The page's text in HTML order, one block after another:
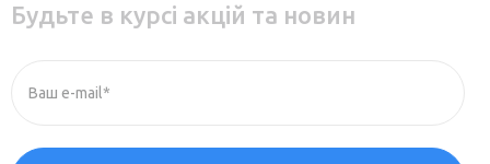
Будьте в курсі акцій та новин
Ваш e-mail*